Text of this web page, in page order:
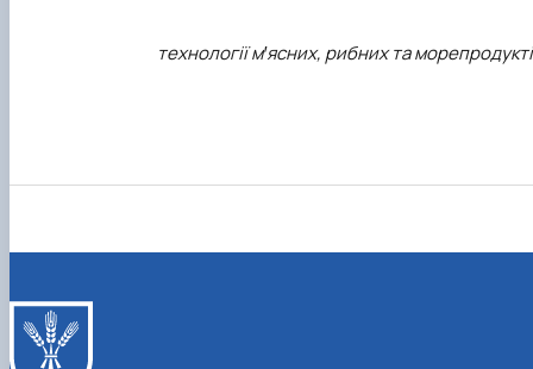
технології мꞌясних, рибних та